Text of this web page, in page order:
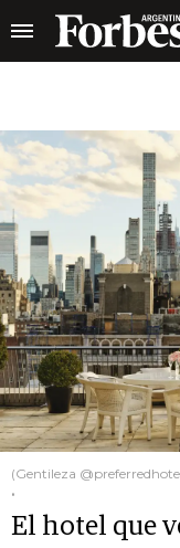
(Gentileza
.
El hotel que